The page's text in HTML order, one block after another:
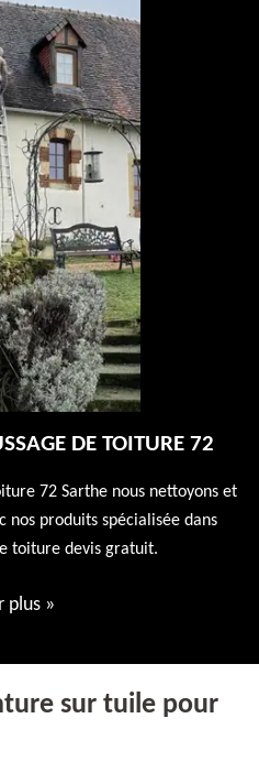
DE TOITURE 72
72 Sarthe nous nettoyons et
nos produits spécialisée dans
toiture devis gratuit.
plus »
sur tuile pour